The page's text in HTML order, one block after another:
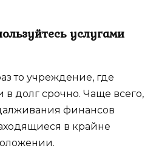
услугами
то учреждение, где
в долг срочно. Чаще всего,
финансов
в крайне